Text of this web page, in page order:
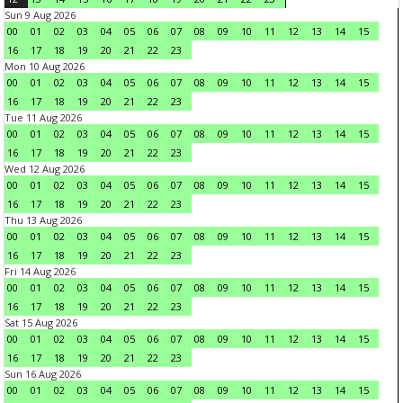
Sun 9 Aug 2026
00
01 02 03 04 05 06 07 08 09 10 11 12 13 14
15
16
17 18 19 20 21 22
23
Mon 10 Aug 2026
00
01 02 03 04 05 06 07 08 09 10 11 12 13 14
15
16
17 18 19 20 21 22
23
Tue 11 Aug 2026
00
01 02 03 04 05 06 07 08 09 10 11 12 13 14
15
16
17 18 19 20 21 22
23
Wed 12 Aug 2026
00
01 02 03 04 05 06 07 08 09 10 11 12 13 14
15
16
17 18 19 20 21 22
23
Thu 13 Aug 2026
00
01 02 03 04 05 06 07 08 09 10 11 12 13 14
15
16
17 18 19 20 21 22
23
Fri 14 Aug 2026
00
01 02 03 04 05 06 07 08 09 10 11 12 13 14
15
16
17 18 19 20 21 22
23
Sat 15 Aug 2026
00
01 02 03 04 05 06 07 08 09 10 11 12 13 14
15
16
17 18 19 20 21 22
23
Sun 16 Aug 2026
00
01 02 03 04 05 06 07 08 09 10 11 12 13 14
15